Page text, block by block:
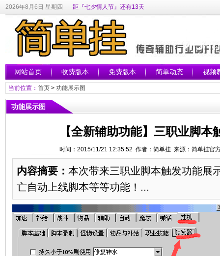
2026年8月6日 星期四 距『七夕情人节』还有13天
网站首页 收费版本 免费版本 简单动态 视频
当前位置： 首页> 功能展示图
功能展示图
【全新辅助功能】三职业脚本
时间：2015/11/21 12:35:52 作者：简单挂 来源：简单挂官
内容摘要： 本次带来三职业脚本触发功能展
亡自动上线脚本等等功能！...